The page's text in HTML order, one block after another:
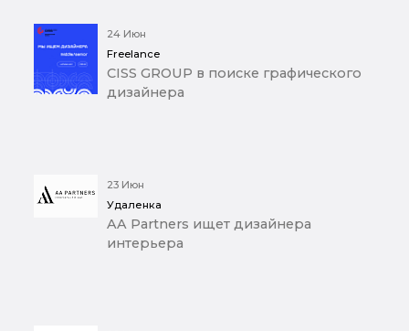
24 Июн
Freelance
CISS GROUP в поиске графического
дизайнера
23 Июн
Удаленка
AA Partners ищет дизайнера
интерьера